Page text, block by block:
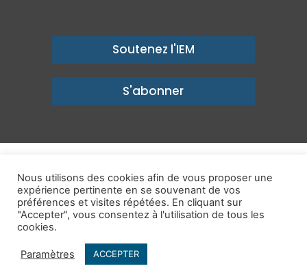
Soutenez l'IEM
S'abonner
un avenir prospère
Mentions légales-Politique de confidentialité-Contact
Publications
Nous utilisons des cookies afin de vous proposer une
expérience pertinente en se souvenant de vos
préférences et visites répétées. En cliquant sur
"Accepter", vous consentez à l'utilisation de tous les
cookies.
Paramètres ACCEPTER